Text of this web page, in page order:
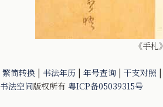
《手札》
繁简转换 | 书法年历 | 年号查询 | 干支对照
书法空间版权所有 粤ICP备05039315号